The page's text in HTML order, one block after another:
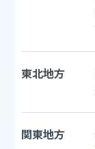
東北地方
関東地方